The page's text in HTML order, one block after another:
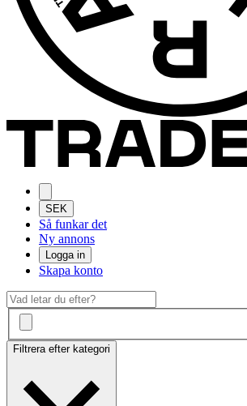
SEK
Så funkar det
Ny annons
Logga in
Skapa konto
Filtrera efter kategori